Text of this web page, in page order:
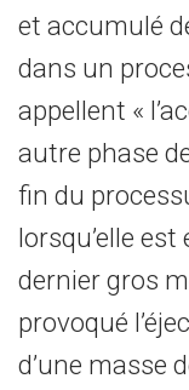
et accumulé
dans un
appellent «
autre phase
fin du
lorsqu’elle
dernier gros
provoqué
d’une masse